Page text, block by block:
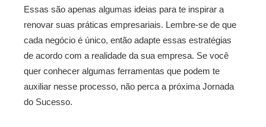
Essas são apenas algumas ideias para te inspirar a
renovar suas práticas empresariais. Lembre-se de que
cada negócio é único, então adapte essas estratégias
de acordo com a realidade da sua empresa. Se você
quer conhecer algumas ferramentas que podem te
auxiliar nesse processo, não perca a próxima Jornada
do Sucesso.